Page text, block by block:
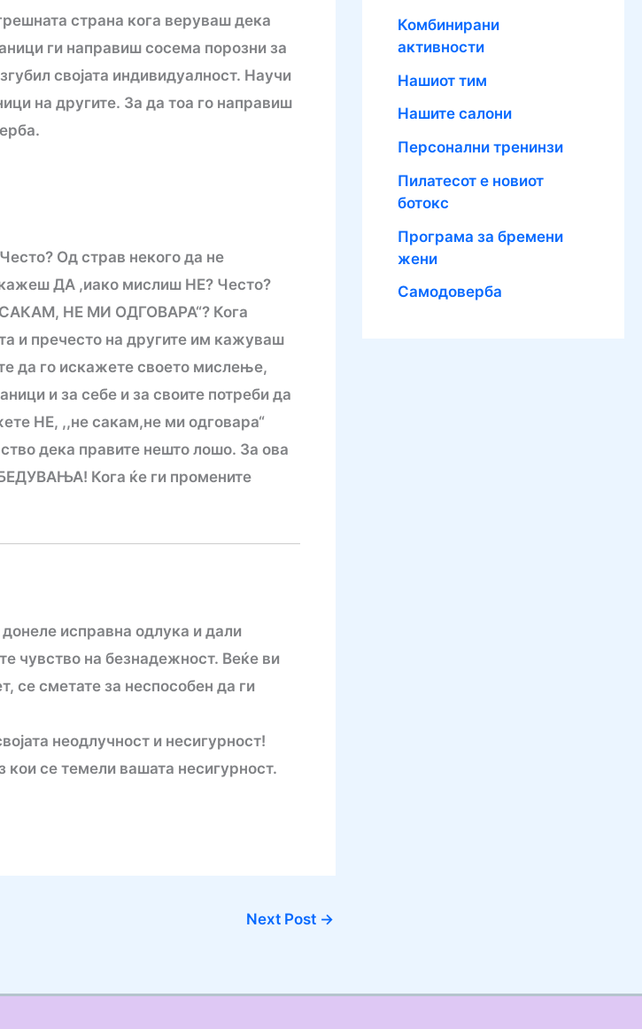
страна кога веруваш дека
ги направиш сосема порозни за
својата индивидуалност. Научи
на другите. За да тоа го направиш
Од страв некого да не
ДА ,иако мислиш НЕ? Често?
САКАМ, НЕ МИ ОДГОВАРА“? Кога
и пречесто на другите им кажуваш
да го искажете своето мислење,
и за себе и за своите потреби да
НЕ, ,,не сакам,не ми одговара“
дека правите нешто лошо. За ова
Кога ќе ги промените
донеле исправна одлука и дали
чувство на безнадежност. Веќе ви
се сметате за неспособен да ги
неодлучност и несигурност!
се темели вашата несигурност.
Next Post →
Комбинирани
активности
Нашиот тим
Нашите салони
Персонални тренинзи
Пилатесот е новиот
ботокс
Програма за бремени
жени
Самодоверба